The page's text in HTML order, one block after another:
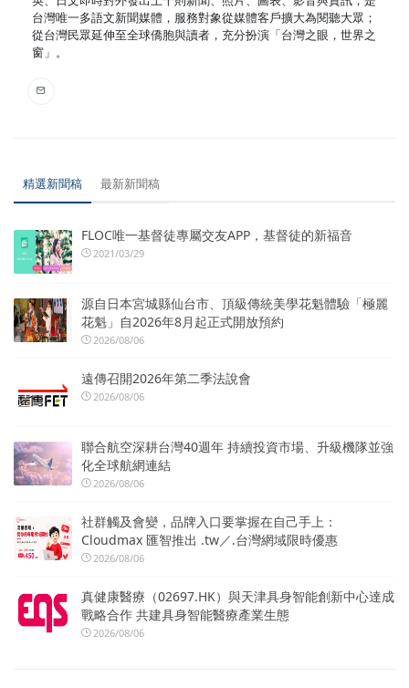
台灣唯一多語文新聞媒體，服務對象從媒體客戶擴大為閱聽大眾；
從台灣民眾延伸至全球僑胞與讀者，充分扮演「台灣之眼，世界之
窗」。
精選新聞稿 最新新聞稿
FLOC唯一基督徒專屬交友APP，基督徒的新福音
2021/03/29
源自日本宮城縣仙台市、頂級傳統美學花魁體驗「極麗
花魁」自2026年8月起正式開放預約
2026/08/06
遠傳召開2026年第二季法說會
2026/08/06
聯合航空深耕台灣40週年 持續投資市場、升級機隊並強
化全球航網連結
2026/08/06
社群觸及會變，品牌入口要掌握在自己手上：
Cloudmax 匯智推出 .tw／.台灣網域限時優惠
2026/08/06
真健康醫療（02697.HK）與天津具身智能創新中心達成
戰略合作 共建具身智能醫療產業生態
2026/08/06